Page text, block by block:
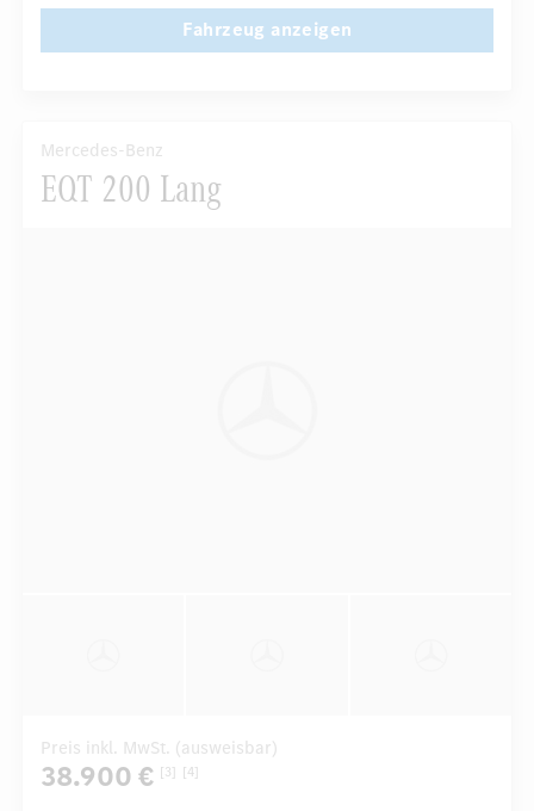
Fahrzeug anzeigen
Mercedes-Benz
EQT 200 Lang
Preis inkl. MwSt. (ausweisbar)
38.900 € [3] [4]